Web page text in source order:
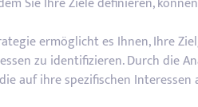
ermöglicht es Ihnen, Ihre
zu identifizieren. Durch die
auf ihre spezifischen